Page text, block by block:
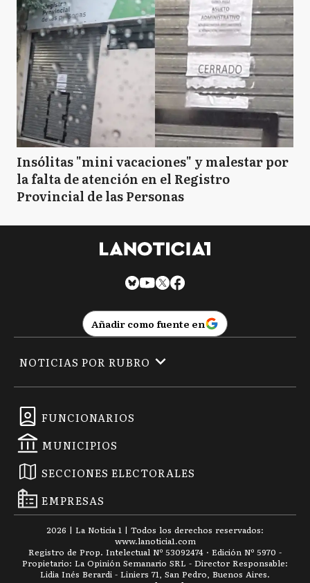
Insólitas "mini vacaciones" y malestar por
la falta de atención en el Registro
Provincial de las Personas
Añadir como fuente en
FUNCIONARIOS
MUNICIPIOS
SECCIONES ELECTORALES
EMPRESAS
NOTICIAS POR RUBRO
2026 | La Noticia 1 | Todos los derechos reservados:
www.lanoticia1.com
Registro de Prop. Intelectual Nº 53092474 · Edición Nº 5970 -
Propietario: La Opinión Semanario SRL - Director Responsable:
Lidia Inés Berardi - Liniers 71, San Pedro, Buenos Aires.